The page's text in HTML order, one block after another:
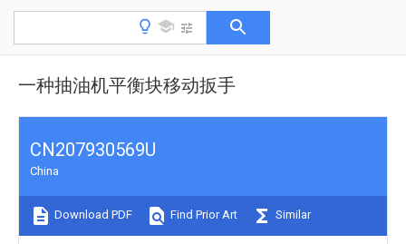
一种抽油机平衡块移动扳手
CN207930569U
China
Download PDF Find Prior Art Similar